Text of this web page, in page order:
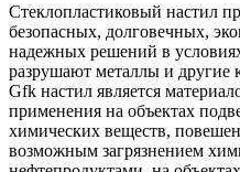
Стеклопластиковый настил
безопасных, долговечных,
надежных решений в
разрушают металлы и другие
Gfk настил является
применения на объектах
химических веществ,
возможным загрязнением